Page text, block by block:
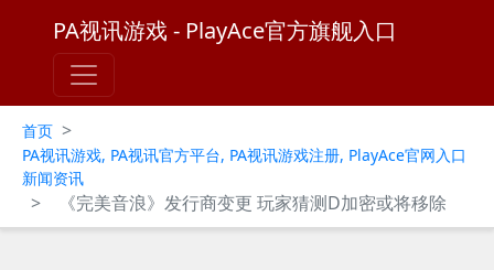
PA视讯游戏 - PlayAce官方旗舰入口
首页 >
PA视讯游戏, PA视讯官方平台, PA视讯游戏注册, PlayAce官网入口
新闻资讯
> 《完美音浪》发行商变更 玩家猜测D加密或将移除